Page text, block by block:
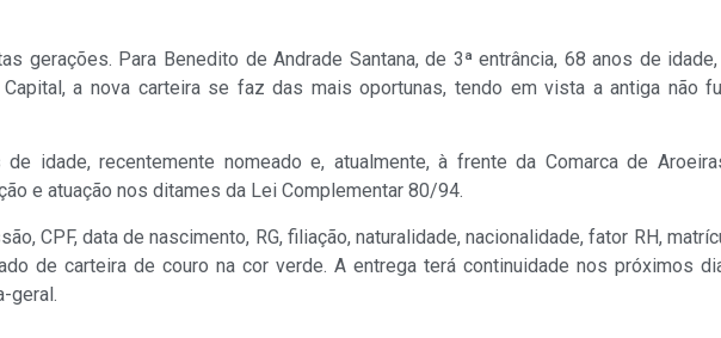
Para Benedito de Andrade Santana, de 3ª entrância, 68 anos de
a nova carteira se faz das mais oportunas, tendo em vista a antiga não
idade, recentemente nomeado e, atualmente, à frente da Comarca de
e atuação nos ditames da Lei Complementar 80/94.
CPF, data de nascimento, RG, filiação, naturalidade, nacionalidade, fator RH,
de carteira de couro na cor verde. A entrega terá continuidade nos próximos
geral.